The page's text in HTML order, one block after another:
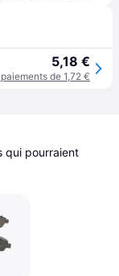
5,18 €
de 1,72 €
qui pourraient